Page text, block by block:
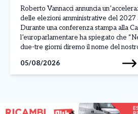
detto
Roberto Vannacci annuncia
delle elezioni amministrative del 2027
Durante una conferenza stampa alla
l’europarlamentare ha spiegato che
due-tre giorni diremo il nome del
Calabria e ci stiamo pensando”,
Futuro Nazionale presenterà un
05/08/2026